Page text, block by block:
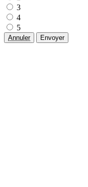
3
4
5
Annuler Envoyer